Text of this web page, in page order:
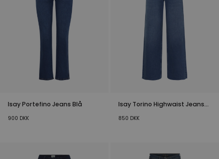
Isay Portefino Jeans Blå
900 DKK
Isay Torino Highwaist Jeans
850 DKK